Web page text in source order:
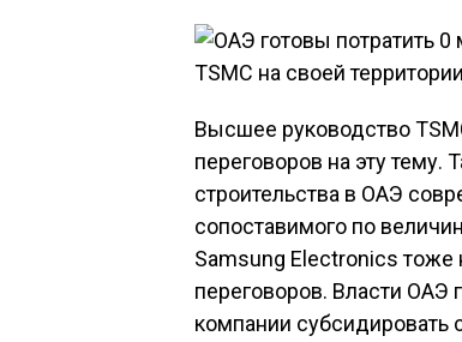
Высшее руководство
переговоров на эту тему.
строительства в ОАЭ
сопоставимого по
Samsung Electronics тоже
переговоров. Власти ОАЭ
компании субсидировать